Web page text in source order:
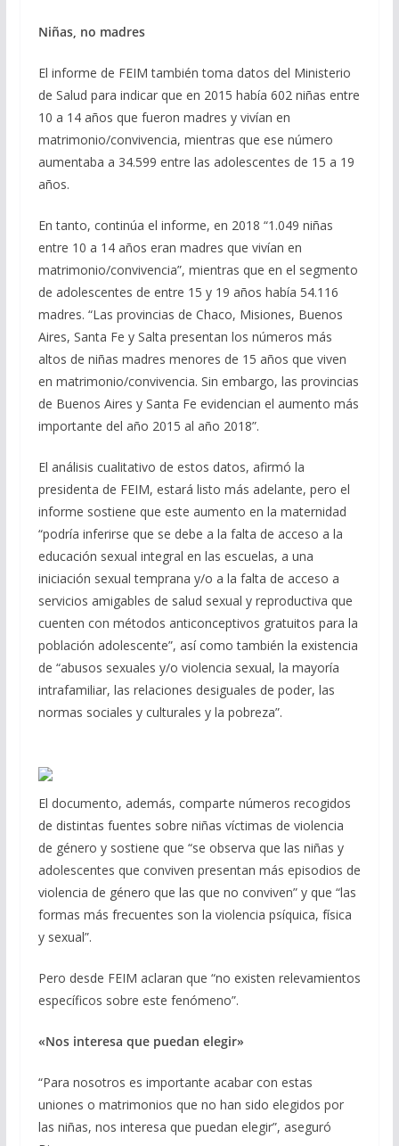
Niñas, no madres
El informe de FEIM también toma datos del Ministerio
de Salud para indicar que en 2015 había 602 niñas entre
10 a 14 años que fueron madres y vivían en
matrimonio/convivencia, mientras que ese número
aumentaba a 34.599 entre las adolescentes de 15 a 19
años.
En tanto, continúa el informe, en 2018 “1.049 niñas
entre 10 a 14 años eran madres que vivían en
matrimonio/convivencia”, mientras que en el segmento
de adolescentes de entre 15 y 19 años había 54.116
madres. “Las provincias de Chaco, Misiones, Buenos
Aires, Santa Fe y Salta presentan los números más
altos de niñas madres menores de 15 años que viven
en matrimonio/convivencia. Sin embargo, las provincias
de Buenos Aires y Santa Fe evidencian el aumento más
importante del año 2015 al año 2018”.
El análisis cualitativo de estos datos, afirmó la
presidenta de FEIM, estará listo más adelante, pero el
informe sostiene que este aumento en la maternidad
“podría inferirse que se debe a la falta de acceso a la
educación sexual integral en las escuelas, a una
iniciación sexual temprana y/o a la falta de acceso a
servicios amigables de salud sexual y reproductiva que
cuenten con métodos anticonceptivos gratuitos para la
población adolescente”, así como también la existencia
de “abusos sexuales y/o violencia sexual, la mayoría
intrafamiliar, las relaciones desiguales de poder, las
normas sociales y culturales y la pobreza”.
El documento, además, comparte números recogidos
de distintas fuentes sobre niñas víctimas de violencia
de género y sostiene que “se observa que las niñas y
adolescentes que conviven presentan más episodios de
violencia de género que las que no conviven” y que “las
formas más frecuentes son la violencia psíquica, física
y sexual”.
Pero desde FEIM aclaran que “no existen relevamientos
específicos sobre este fenómeno”.
«Nos interesa que puedan elegir»
“Para nosotros es importante acabar con estas
uniones o matrimonios que no han sido elegidos por
las niñas, nos interesa que puedan elegir”, aseguró